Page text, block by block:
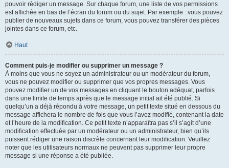
pouvoir rédiger un message. Sur chaque forum, une liste de vos permissions
est affichée en bas de l’écran du forum ou du sujet. Par exemple : vous pouvez
publier de nouveaux sujets dans ce forum, vous pouvez transférer des pièces
jointes dans ce forum, etc.
Haut
Comment puis-je modifier ou supprimer un message ?
À moins que vous ne soyez un administrateur ou un modérateur du forum,
vous ne pouvez modifier ou supprimer que vos propres messages. Vous
pouvez modifier un de vos messages en cliquant le bouton adéquat, parfois
dans une limite de temps après que le message initial ait été publié. Si
quelqu’un a déjà répondu à votre message, un petit texte situé en dessous du
message affichera le nombre de fois que vous l’avez modifié, contenant la date
et l’heure de la modification. Ce petit texte n’apparaîtra pas s’il s’agit d’une
modification effectuée par un modérateur ou un administrateur, bien qu’ils
puissent rédiger une raison discrète concernant leur modification. Veuillez
noter que les utilisateurs normaux ne peuvent pas supprimer leur propre
message si une réponse a été publiée.